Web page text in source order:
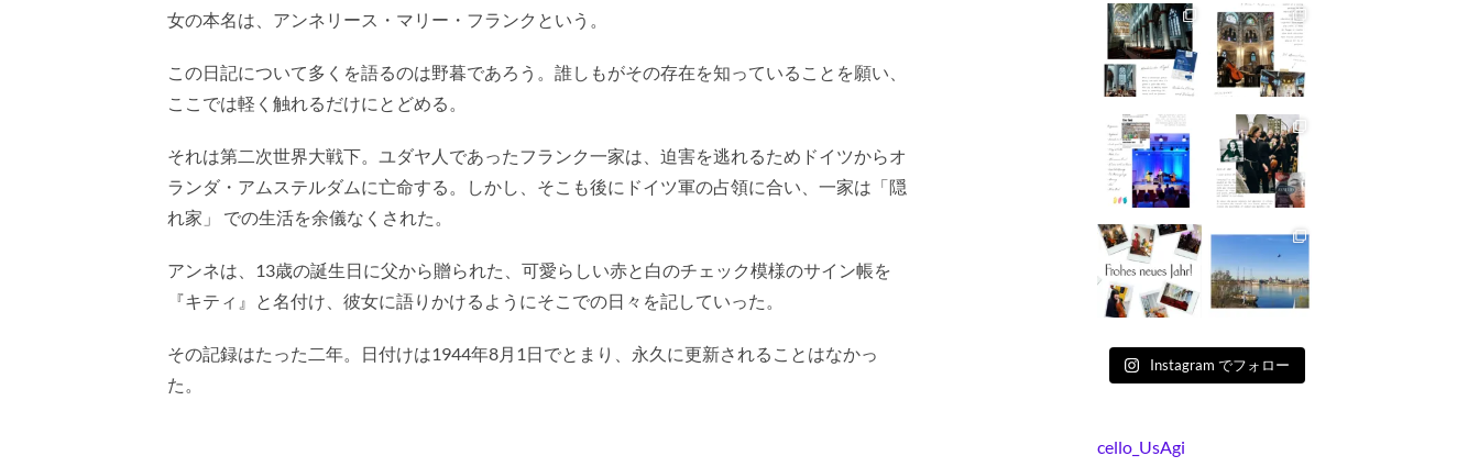
女の本名は、アンネリース・マリー・フランクという。
この日記について多くを語るのは野暮であろう。誰しもがその存在を知っていることを願い、
ここでは軽く触れるだけにとどめる。
それは第二次世界大戦下。ユダヤ人であったフランク一家は、迫害を逃れるためドイツからオ
ランダ・アムステルダムに亡命する。しかし、 そこも後にドイツ軍の占領に合い、一家は「隠
れ家」 での生活を余儀なくされた。
アンネは、13歳の誕生日に父から贈られた、可愛らしい赤と白のチェック模様のサイン帳を
『キティ』と名付け、彼女に語りかけるようにそこでの日々を記していった。
その記録はたった二年。日付けは1944年8月1日でとまり、永久に更新されることはなかっ
た。
Instagram でフォロー
cello_UsAgi